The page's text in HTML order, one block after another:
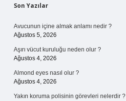
Sidebar
Son Yazılar
Avucunun içine almak anlamı nedir ?
Ağustos 5, 2026
Aşırı vücut kuruluğu neden olur ?
Ağustos 4, 2026
Almond eyes nasıl olur ?
Ağustos 4, 2026
Yakın koruma polisinin görevleri nelerdir ?